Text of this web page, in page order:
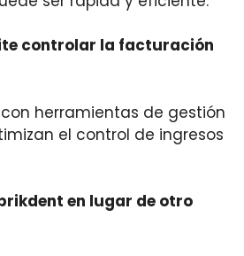
controlar la facturación
herramientas de gestión
el control de ingresos
en lugar de otro